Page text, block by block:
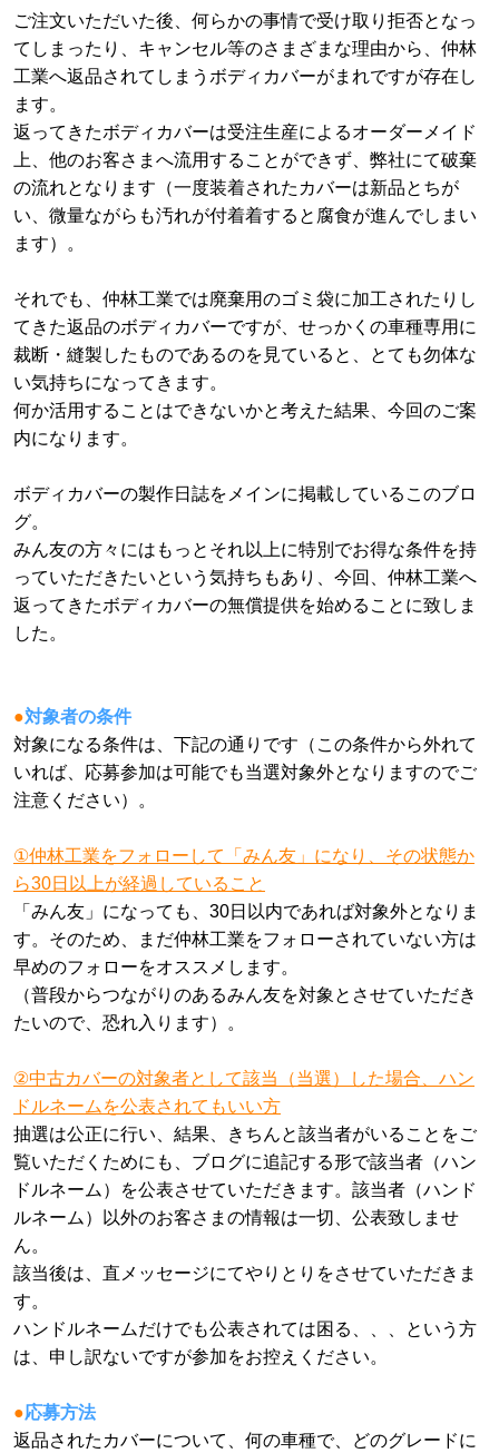
ご注文いただいた後、何らかの事情で受け取り拒否となっ
てしまったり、キャンセル等のさまざまな理由から、仲林
工業へ返品されてしまうボディカバーがまれですが存在し
ます。
返ってきたボディカバーは受注生産によるオーダーメイド
上、他のお客さまへ流用することができず、弊社にて破棄
の流れとなります（一度装着されたカバーは新品とちが
い、微量ながらも汚れが付着着すると腐食が進んでしまい
ます）。
それでも、仲林工業では廃棄用のゴミ袋に加工されたりし
てきた返品のボディカバーですが、せっかくの車種専用に
裁断・縫製したものであるのを見ていると、とても勿体な
い気持ちになってきます。
何か活用することはできないかと考えた結果、今回のご案
内になります。
ボディカバーの製作日誌をメインに掲載しているこのブロ
グ。
みん友の方々にはもっとそれ以上に特別でお得な条件を持
っていただきたいという気持ちもあり、今回、仲林工業へ
返ってきたボディカバーの無償提供を始めることに致しま
した。
●対象者の条件
対象になる条件は、下記の通りです（この条件から外れて
いれば、応募参加は可能でも当選対象外となりますのでご
注意ください）。
①仲林工業をフォローして「みん友」になり、その状態か
ら30日以上が経過していること
「みん友」になっても、30日以内であれば対象外となりま
す。そのため、まだ仲林工業をフォローされていない方は
早めのフォローをオススメします。
（普段からつながりのあるみん友を対象とさせていただき
たいので、恐れ入ります）。
②中古カバーの対象者として該当（当選）した場合、ハン
ドルネームを公表されてもいい方
抽選は公正に行い、結果、きちんと該当者がいることをご
覧いただくためにも、ブログに追記する形で該当者（ハン
ドルネーム）を公表させていただきます。該当者（ハンド
ルネーム）以外のお客さまの情報は一切、公表致しませ
ん。
該当後は、直メッセージにてやりとりをさせていただきま
す。
ハンドルネームだけでも公表されては困る、、、という方
は、申し訳ないですが参加をお控えください。
●応募方法
返品されたカバーについて、何の車種で、どのグレードに